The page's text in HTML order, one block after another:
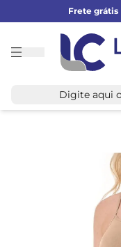
Frete grátis
Linha